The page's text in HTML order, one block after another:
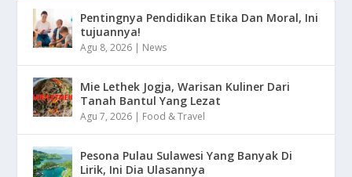
Pentingnya Pendidikan Etika Dan Moral, Ini
tujuannya!
Agu 8, 2026 | News
Mie Lethek Jogja, Warisan Kuliner Dari
Tanah Bantul Yang Lezat
Agu 7, 2026 | Food & Travel
Pesona Pulau Sulawesi Yang Banyak Di
Lirik, Ini Dia Ulasannya